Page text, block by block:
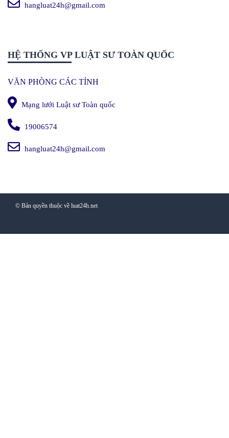
hangluat24h@gmail.com
HỆ THỐNG VP LUẬT SƯ TOÀN QUỐC
VĂN PHÒNG CÁC TỈNH
Mạng lưới Luật sư Toàn quốc
19006574
hangluat24h@gmail.com
© Bản quyền thuộc về luat24h.net